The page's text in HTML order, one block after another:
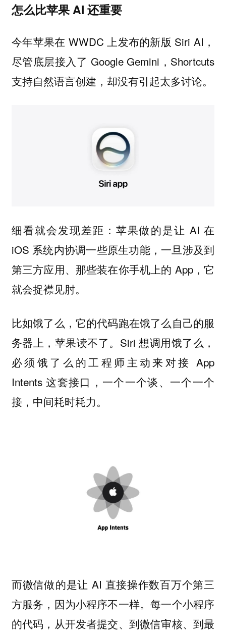
怎么比苹果 AI 还重要
今年苹果在 WWDC 上发布的新版 Siri AI，
尽管底层接入了 Google Gemini，Shortcuts
支持自然语言创建，却没有引起太多讨论。
细看就会发现差距：苹果做的是让 AI 在
iOS 系统内协调一些原生功能，一旦涉及到
第三方应用、那些装在你手机上的 App，它
就会捉襟见肘。
比如饿了么，它的代码跑在饿了么自己的服
务器上，苹果读不了。Siri 想调用饿了么，
必须饿了么的工程师主动来对接 App
Intents 这套接口，一个一个谈、一个一个
接，中间耗时耗力。
而微信做的是让 AI 直接操作数百万个第三
方服务，因为小程序不一样。每一个小程序
的代码，从开发者提交、到微信审核、到最